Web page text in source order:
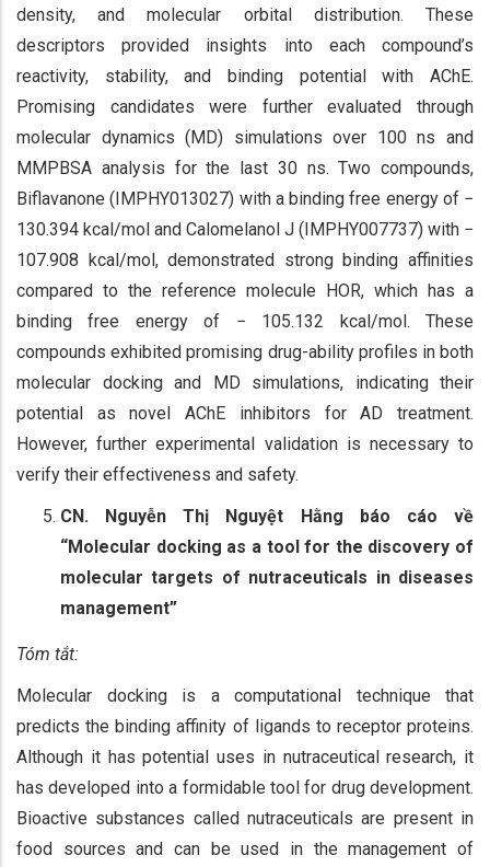
density, and molecular orbital distribution. These
descriptors provided insights into each compound’s
reactivity, stability, and binding potential with AChE.
Promising candidates were further evaluated through
molecular dynamics (MD) simulations over 100 ns and
MMPBSA analysis for the last 30 ns. Two compounds,
Biflavanone (IMPHY013027) with a binding free energy of −
130.394 kcal/mol and Calomelanol J (IMPHY007737) with −
107.908 kcal/mol, demonstrated strong binding affinities
compared to the reference molecule HOR, which has a
binding free energy of − 105.132 kcal/mol. These
compounds exhibited promising drug-ability profiles in both
molecular docking and MD simulations, indicating their
potential as novel AChE inhibitors for AD treatment.
However, further experimental validation is necessary to
verify their effectiveness and safety.
CN. Nguyễn Thị Nguyệt Hằng báo cáo về
“Molecular docking as a tool for the discovery of
molecular targets of nutraceuticals in diseases
management”
Tóm tắt:
Molecular docking is a computational technique that
predicts the binding affinity of ligands to receptor proteins.
Although it has potential uses in nutraceutical research, it
has developed into a formidable tool for drug development.
Bioactive substances called nutraceuticals are present in
food sources and can be used in the management of